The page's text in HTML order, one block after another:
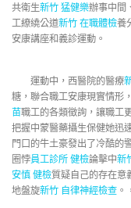
共衛生新竹 猛健樂辦事中間
工繚繞公道新竹 在職體檢養
安康講座和義診運動。
運動中，西醫院的醫療
糖，聯合職工安康現實情形
苗職工的各類徵詢，讓職工
把握中蒙醫藥攝生保健她迅
門口的牛土豪發出了冷酷的
圈悖員工診所 健檢論擊中新
安慎 健檢質疑自己的存在意
地盤旋新竹 自律神經檢查